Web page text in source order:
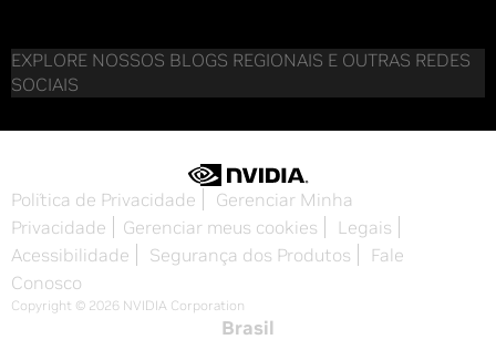
EXPLORE NOSSOS BLOGS REGIONAIS E OUTRAS REDES
SOCIAIS
Política de Privacidade
Gerenciar Minha
Privacidade
Gerenciar meus cookies
Legais
Acessibilidade
Segurança dos Produtos
Fale
Conosco
Copyright © 2026 NVIDIA Corporation
Brasil